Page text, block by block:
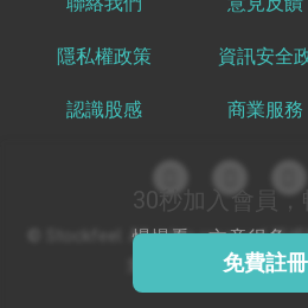
30秒加入會員，
慢慢看，文章很多
免費註冊
隱私權政策 資訊安全
認識股感 商業服務
© Stockfeel. All rights reserved 股感
業環境通過 ISO/IEC